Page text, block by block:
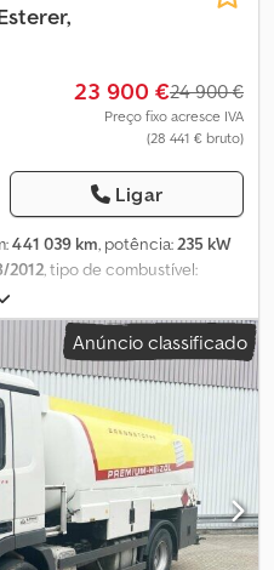
23 900 €24 900 €
Preço fixo acresce IVA
(28 441 € bruto)
Ligar
441 039 km, potência: 235 kW
2012 , tipo de combustível:
de eixo:
de emissão:Euro 5, largura total:
, volume do espaço de carga:14
programa eletrónico
superestrutura de tanque para
1 compartimento, 1 tampão
para descarga moderada,
l/min, compensação de
AT, passarela sobre o tanque,
na traseira, enrolador de
completa de 38 mm
Anúncio classificado